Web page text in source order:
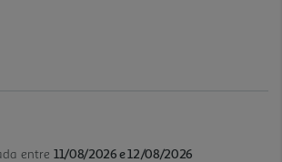
entre 11/08/2026 e 12/08/2026